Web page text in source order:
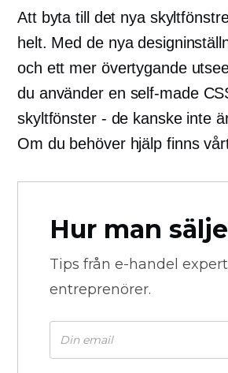
Att byta till det nya
helt. Med de nya
och ett mer övertygande
du använder en self-made
skyltfönster - de kanske inte
Om du behöver hjälp finns
Hur man
Tips från e-handel
entreprenörer.